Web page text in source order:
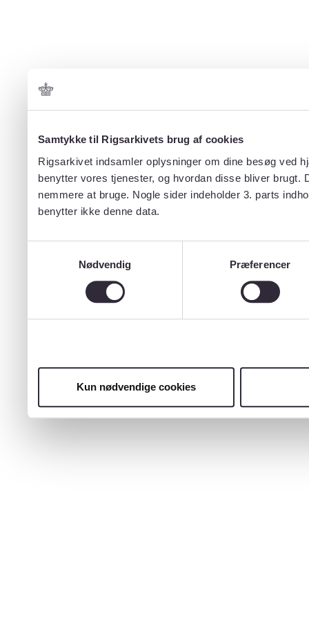
Samtykke til Rigsarkivets brug af cookies
Rigsarkivet indsamler oplysninger om dine besøg ved
benytter vores tjenester, og hvordan disse bliver
nemmere at bruge. Nogle sider indeholder 3. parts
benytter ikke denne data.
Nødvendig
Præferencer
Kun nødvendige cookies